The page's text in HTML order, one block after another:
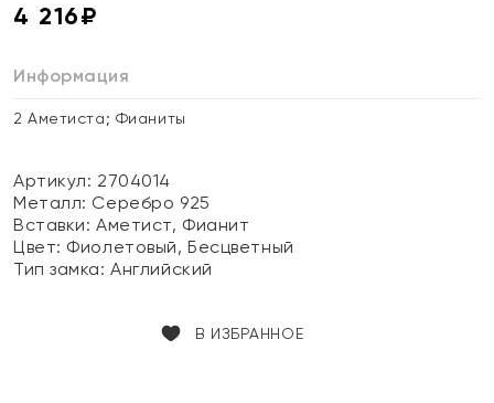
4 216₽
Информация
2 Аметиста; Фианиты
Артикул: 2704014
Металл: Серебро 925
Вставки:Аметист, Фианит
Цвет: Фиолетовый, Бесцветный
Тип замка:Английский
В ИЗБРАННОЕ